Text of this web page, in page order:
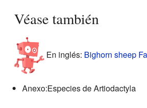
Véase también
En inglés: Bighorn sheep
Anexo:Especies de Artiodactyla